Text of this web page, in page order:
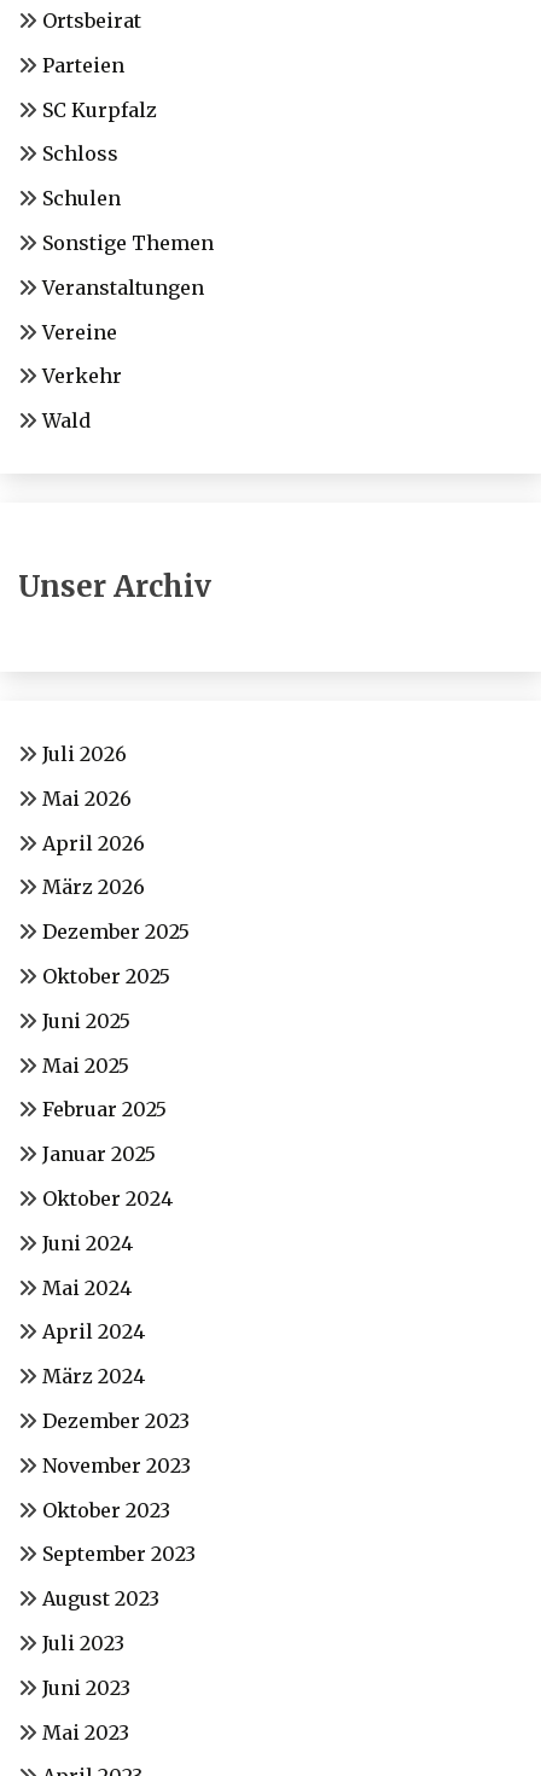
Ortsbeirat
Parteien
SC Kurpfalz
Schloss
Schulen
Sonstige Themen
Veranstaltungen
Vereine
Verkehr
Wald
Unser Archiv
Juli 2026
Mai 2026
April 2026
März 2026
Dezember 2025
Oktober 2025
Juni 2025
Mai 2025
Februar 2025
Januar 2025
Oktober 2024
Juni 2024
Mai 2024
April 2024
März 2024
Dezember 2023
November 2023
Oktober 2023
September 2023
August 2023
Juli 2023
Juni 2023
Mai 2023